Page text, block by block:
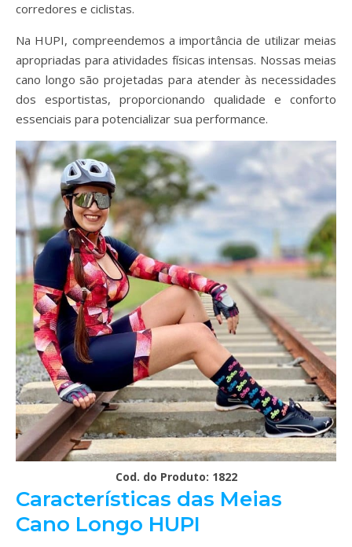
corredores e ciclistas.
Na HUPI, compreendemos a importância de utilizar meias
apropriadas para atividades físicas intensas. Nossas meias
cano longo são projetadas para atender às necessidades
dos esportistas, proporcionando qualidade e conforto
essenciais para potencializar sua performance.
Cod. do Produto: 1822
Características das Meias
Cano Longo HUPI